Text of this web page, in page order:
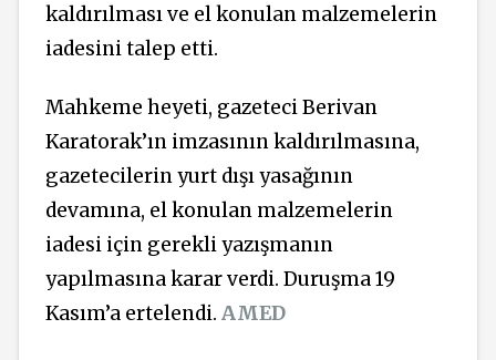
kaldırılması ve el konulan malzemelerin
iadesini talep etti.
Mahkeme heyeti, gazeteci Berivan
Karatorak’ın imzasının kaldırılmasına,
gazetecilerin yurt dışı yasağının
devamına, el konulan malzemelerin
iadesi için gerekli yazışmanın
yapılmasına karar verdi. Duruşma 19
Kasım’a ertelendi. AMED